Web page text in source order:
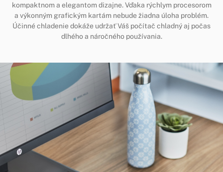
kompaktnom a elegantom dizajne. Vďaka rýchlym procesorom
a výkonným grafickým kartám nebude žiadna úloha problém.
Účinné chladenie dokáže udržať Váš počítač chladný aj počas
dlhého a náročného používania.